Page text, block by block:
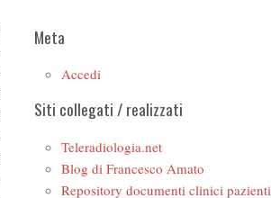
Meta
Accedi
Siti collegati / realizzati
Teleradiologia.net
Blog di Francesco Amato
Repository documenti clinici pazienti